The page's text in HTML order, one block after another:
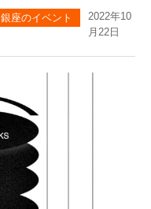
銀座のイベント
2022年10
月22日